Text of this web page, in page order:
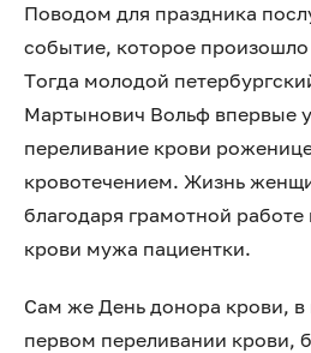
Поводом для праздника
событие, которое произошло
Тогда молодой
Мартынович Вольф впервые
переливание крови
кровотечением. Жизнь
благодаря грамотной
крови мужа пациентки.
Сам же День донора крови, в
первом переливании крови,